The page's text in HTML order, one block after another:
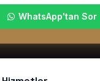
WhatsApp'tan Sor